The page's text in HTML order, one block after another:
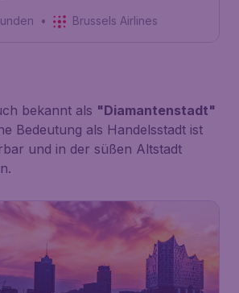
• Brussels Airlines
bekannt als "Diamantenstadt"
Bedeutung als Handelsstadt ist
und in der süßen Altstadt